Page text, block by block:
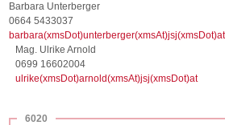
Barbara Unterberger
0664 5433037
barbara(xmsDot)unterberger(xmsAt)jsj(xmsDot)at
Mag. Ulrike Arnold
0699 16602004
ulrike(xmsDot)arnold(xmsAt)jsj(xmsDot)at
6020